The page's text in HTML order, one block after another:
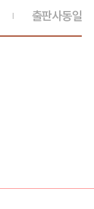
출판사동일